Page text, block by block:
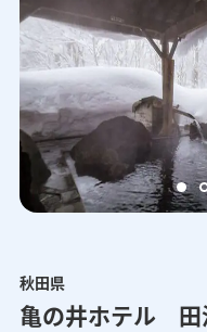
客室（イメージ）
イメージ）
秋田県
亀の井ホテル 田